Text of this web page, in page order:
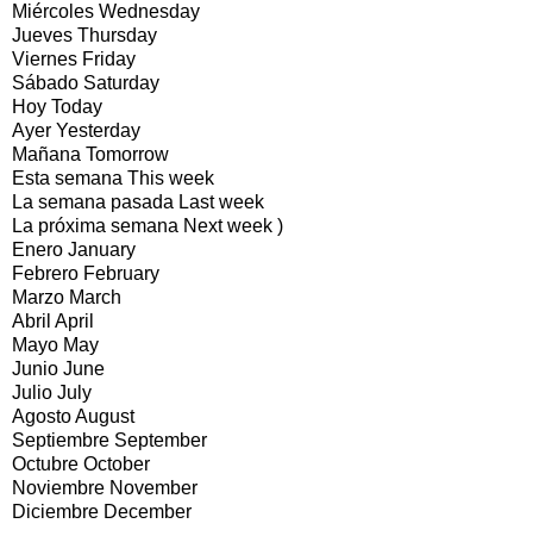
Miércoles Wednesday
Jueves Thursday
Viernes Friday
Sábado Saturday
Hoy Today
Ayer Yesterday
Mañana Tomorrow
Esta semana This week
La semana pasada Last week
La próxima semana Next week )
Enero January
Febrero February
Marzo March
Abril April
Mayo May
Junio June
Julio July
Agosto August
Septiembre September
Octubre October
Noviembre November
Diciembre December